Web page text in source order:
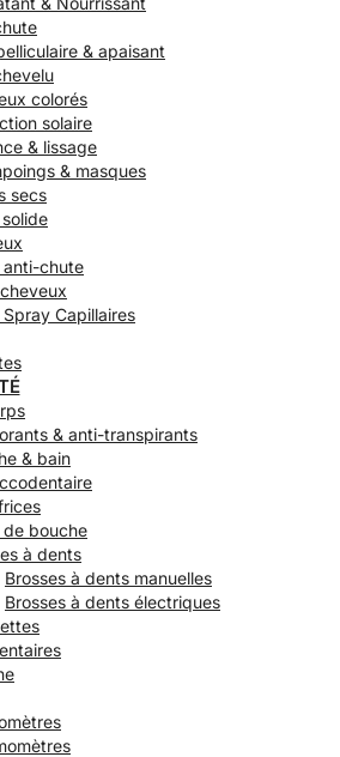
& apaisant
colorés
solaire
& lissage
& masques
secs
anti-chute
Spray Capillaires
& anti-transpirants
& bain
de bouche
à dents
Brosses à dents manuelles
Brosses à dents électriques